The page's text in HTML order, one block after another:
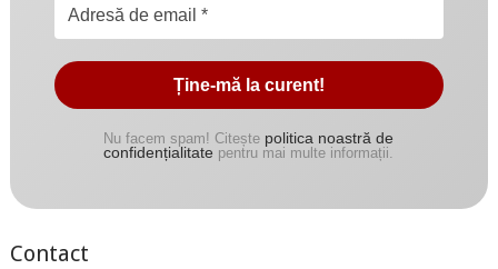
Nu facem spam! Citește politica noastră de
confidențialitate pentru mai multe informații.
Contact